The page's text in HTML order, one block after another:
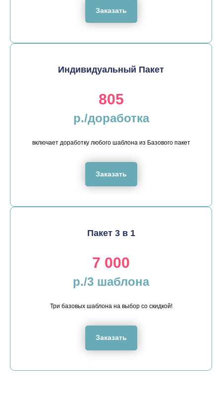
Заказать
Индивидуальный Пакет
805
р./доработка
включает доработку любого шаблона из Базового пакет
Заказать
Пакет 3 в 1
7 000
р./3 шаблона
Три базовых шаблона на выбор со скидкой!
Заказать